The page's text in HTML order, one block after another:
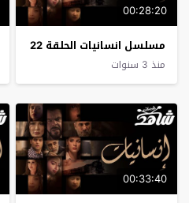
00:28:20
مسلسل انسانيات الحلقة 22
منذ 3 سنوات
00:33:40